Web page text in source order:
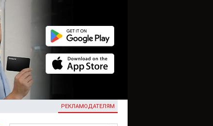
РЕКЛАМОДАТЕЛЯМ